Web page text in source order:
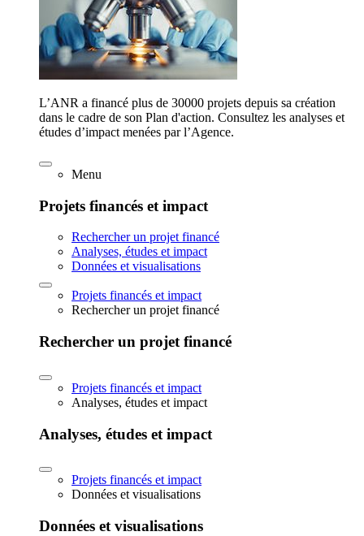
L’ANR a financé plus de 30000 projets depuis sa création
dans le cadre de son Plan d'action. Consultez les analyses et
études d’impact menées par l’Agence.
Menu
Projets financés et impact
Rechercher un projet financé
Analyses, études et impact
Données et visualisations
Projets financés et impact
Rechercher un projet financé
Rechercher un projet financé
Projets financés et impact
Analyses, études et impact
Analyses, études et impact
Projets financés et impact
Données et visualisations
Données et visualisations